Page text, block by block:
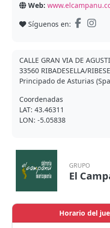
Web:
Síguenos en:
CALLE GRAN VIA DE
33560 RIBADESELLA/
Principado de Asturias
Coordenadas
LAT: 43.46311
LON: -5.05838
GRUPO
El
Horario del